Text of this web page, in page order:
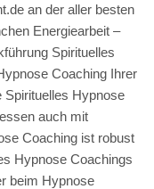
an der aller besten
Energiearbeit –
Spirituelles
Coaching Ihrer
Spirituelles Hypnose
auch mit
Coaching ist robust
Hypnose Coachings
beim Hypnose